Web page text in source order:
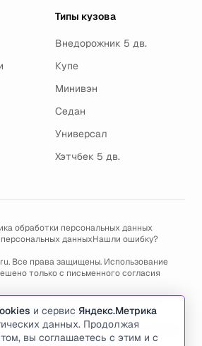
Типы кузова
Внедорожник 5 дв.
Купе
Минивэн
Седан
Универсал
Хэтчбек 5 дв.
обработки персональных данных
данныхНашли ошибку?
Все права защищены. Использование
только с письменного согласия
с использованием cookies и
данных.
с работой сайта, ошибками, глюками
по адресу электронной почты
и сервис Яндекс.Метрика
данных. Продолжая
вы соглашаетесь с этим и с